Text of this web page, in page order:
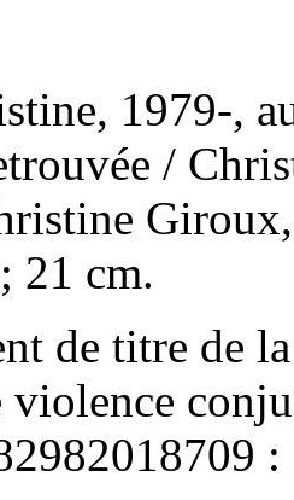
1979-,
/
21 cm.
de titre de
: